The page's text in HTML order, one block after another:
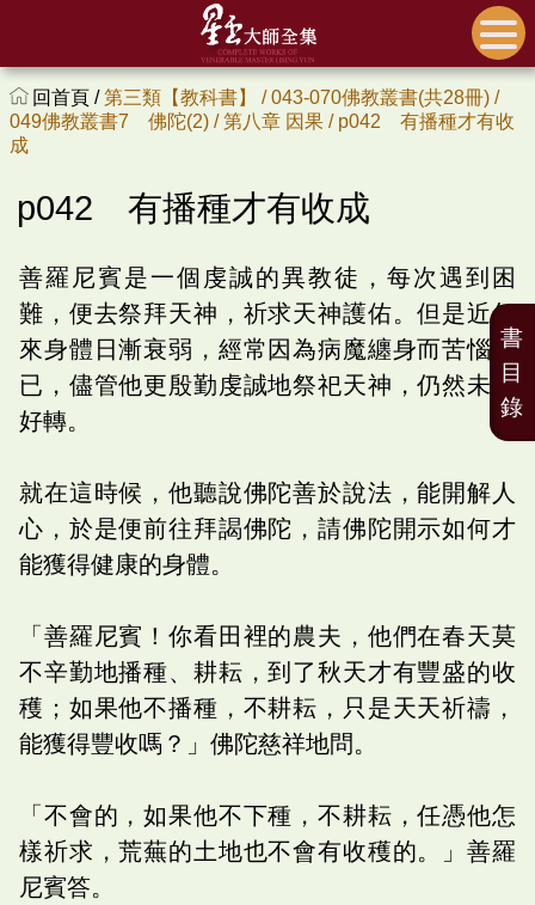
回首頁 /第三類【教科書】 /043-070佛教叢書(共28冊) /
049佛教叢書7 佛陀(2) /第八章 因果 / p042 有播種才有收
成
p042 有播種才有收成
善羅尼賓是一個虔誠的異教徒，每次遇到困
難，便去祭拜天神，祈求天神護佑。但是近年
來身體日漸衰弱，經常因為病魔纏身而苦惱不
已，儘管他更殷勤虔誠地祭祀天神，仍然未見
好轉。
就在這時候，他聽說佛陀善於說法，能開解人
心，於是便前往拜謁佛陀，請佛陀開示如何才
能獲得健康的身體。
「善羅尼賓！你看田裡的農夫，他們在春天莫
不辛勤地播種、耕耘，到了秋天才有豐盛的收
穫；如果他不播種，不耕耘，只是天天祈禱，
能獲得豐收嗎？」佛陀慈祥地問。
「不會的，如果他不下種，不耕耘，任憑他怎
樣祈求，荒蕪的土地也不會有收穫的。」善羅
尼賓答。
書
目
錄